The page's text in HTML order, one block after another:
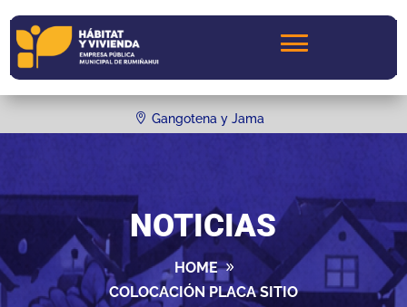
Gangotena y Jama
NOTICIAS
HOME
COLOCACIÓN PLACA SITIO